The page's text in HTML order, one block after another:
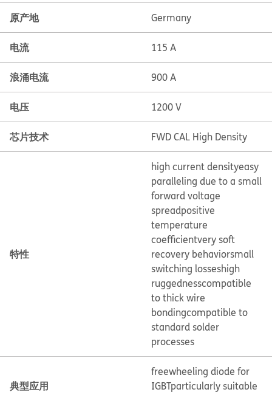
原产地 Germany
电流 115 A
浪涌电流 900 A
电压 1200 V
芯片技术 FWD CAL High Density
特性
high current densityeasy
paralleling due to a small
forward voltage
spreadpositive
temperature
coefficientvery soft
recovery behaviorsmall
switching losseshigh
ruggednesscompatible
to thick wire
bondingcompatible to
standard solder
processes
典型应用
freewheeling diode for
IGBTparticularly suitable